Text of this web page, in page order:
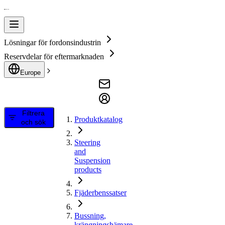
Lösningar för fordonsindustrin
Reservdelar för eftermarknaden
Europe
Filtrera
och sök
Produktkatalog
Steering
and
Suspension
products
Fjäderbenssatser
Bussning,